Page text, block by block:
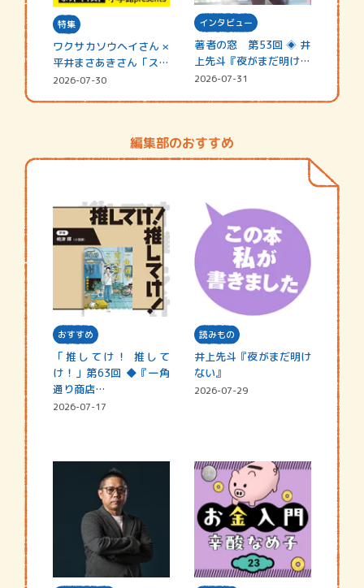
特集
ワクサカソウヘイさん ×
平井まさあきさん「スペ
シャ…
2026-07-30
インタビュー
著者の窓 第53回 ◈ 井
上先斗『夜がまだ明けな
い』
2026-07-31
編集部のおすすめ
おすすめ
「推してけ！ 推して
け！」第63回 ◆『一角
通り商店…
2026-07-17
読みもの
井上先斗『夜がまだ明け
ない』
2026-07-29